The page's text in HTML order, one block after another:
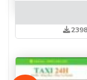
2398